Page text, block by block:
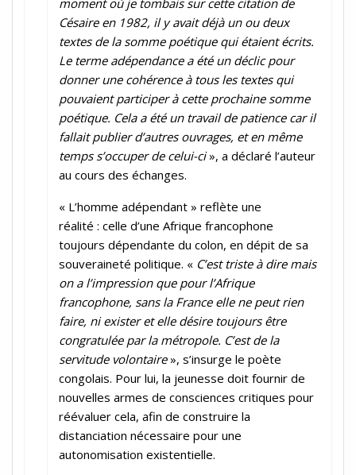
Césaire en 1982, il y avait déjà un ou deux
textes de la somme poétique qui étaient écrits.
Le terme adépendance a été un déclic pour
donner une cohérence à tous les textes qui
pouvaient participer à cette prochaine somme
poétique. Cela a été un travail de patience car il
fallait publier d’autres ouvrages, et en même
temps s’occuper de celui-ci», a déclaré l’auteur
au cours des échanges.
« L’homme adépendant » reflète une
réalité : celle d’une Afrique francophone
toujours dépendante du colon, en dépit de sa
souveraineté politique. « C’est triste à dire mais
on a l’impression que pour l’Afrique
francophone, sans la France elle ne peut rien
faire, ni exister et elle désire toujours être
congratulée par la métropole. C’est de la
servitude volontaire», s’insurge le poète
congolais. Pour lui, la jeunesse doit fournir de
nouvelles armes de consciences critiques pour
réévaluer cela, afin de construire la
distanciation nécessaire pour une
autonomisation existentielle.